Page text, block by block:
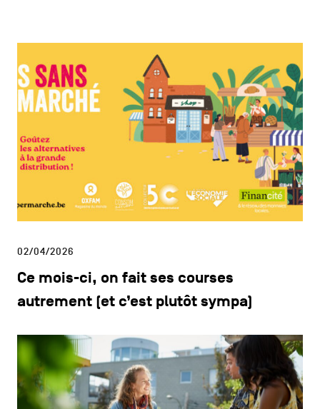
02/04/2026
Ce mois-ci, on fait ses courses
autrement (et c’est plutôt sympa)